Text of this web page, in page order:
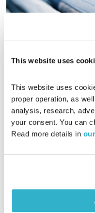
This website uses
This website uses
proper operation, as
analysis, research,
your consent. You can
Read more details in
על אמנות אקולוגית,